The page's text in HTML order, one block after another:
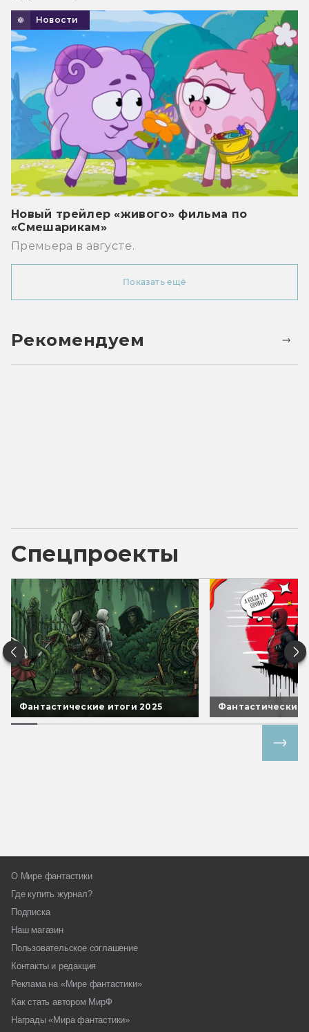
Новости
Новый трейлер «живого» фильма по
«Смешарикам»
Премьера в августе.
Показать ещё
Рекомендуем
Спецпроекты
Фантастические итоги 2025 Фантастические
О Мире фантастики
Где купить журнал?
Подписка
Наш магазин
Пользовательское соглашение
Контакты и редакция
Реклама на «Мире фантастики»
Как стать автором МирФ
Награды «Мира фантастики»